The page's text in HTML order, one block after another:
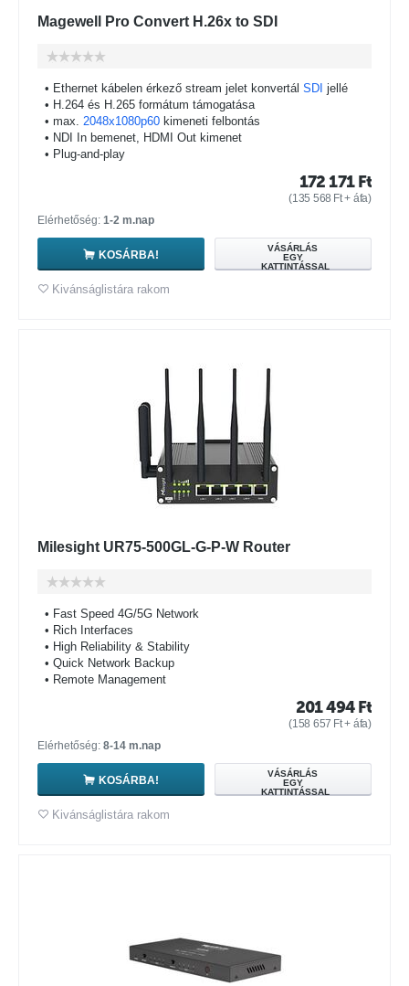
Magewell Pro Convert H.26x to SDI
• Ethernet kábelen érkező stream jelet konvertál SDI jellé
• H.264 és H.265 formátum támogatása
• max. 2048x1080p60 kimeneti felbontás
• NDI In bemenet, HDMI Out kimenet
• Plug-and-play
172 171 Ft
(135 568 Ft+ áfa)
Elérhetőség: 1-2 m.nap
KOSÁRBA!
VÁSÁRLÁS
EGY
KATTINTÁSSAL
Kivánságlistára rakom
Milesight UR75-500GL-G-P-W Router
• Fast Speed 4G/5G Network
• Rich Interfaces
• High Reliability & Stability
• Quick Network Backup
• Remote Management
201 494 Ft
(158 657 Ft+ áfa)
Elérhetőség: 8-14 m.nap
KOSÁRBA!
VÁSÁRLÁS
EGY
KATTINTÁSSAL
Kivánságlistára rakom